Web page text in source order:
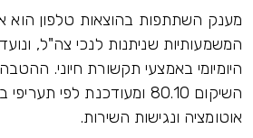
מענק השתתפות בהוצאות טלפון
המשמעותיות שניתנות לנכי צה"ל,
היומיומי באמצעי תקשורת חיוני.
השיקום 80.10 ומעודכנת לפי
אוטומציה ונגישות השירות.